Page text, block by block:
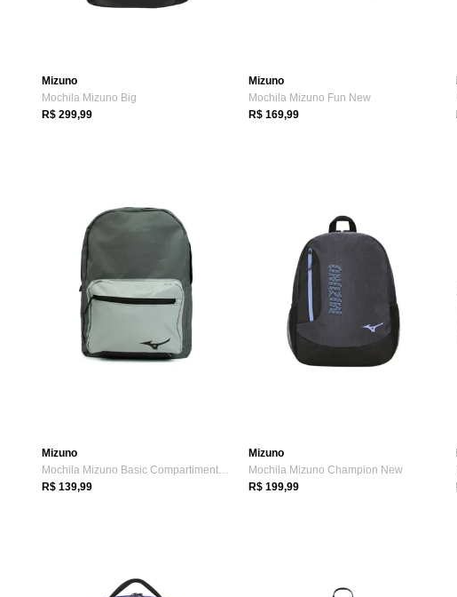
Mizuno
Mochila Mizuno Big
R$ 299,99
Mizuno
Mochila Mizuno Fun New
R$ 169,99
Mizuno
Mochila Mizuno Basic Compartimento Notebook Cinza
R$ 139,99
Mizuno
Mochila Mizuno Champion New
R$ 199,99